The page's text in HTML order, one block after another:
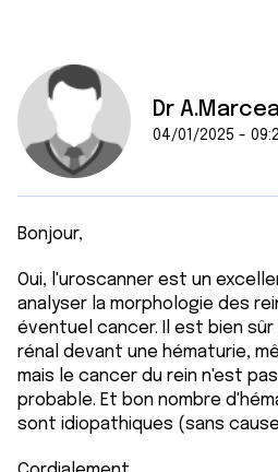
Dr
04/01/2025 -
Bonjour,
Oui, l'uroscanner est un
analyser la morphologie des
éventuel cancer. Il est bien sûr
rénal devant une hématurie,
mais le cancer du rein n'est
probable. Et bon nombre
sont idiopathiques (sans